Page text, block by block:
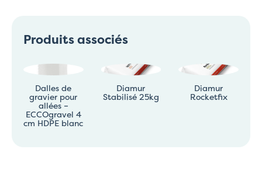
Produits associés
Dalles de
gravier pour
allées –
ECCOgravel 4
cm HDPE blanc
Diamur
Stabilisé 25kg
Diamur
Rocketfix